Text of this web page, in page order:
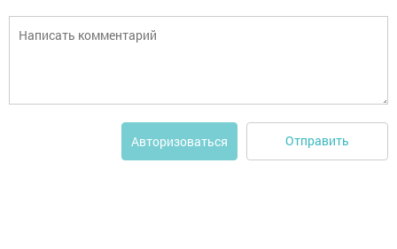
Авторизоваться Отправить